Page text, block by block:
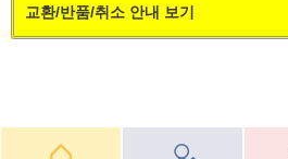
교환/반품/취소 안내 보기